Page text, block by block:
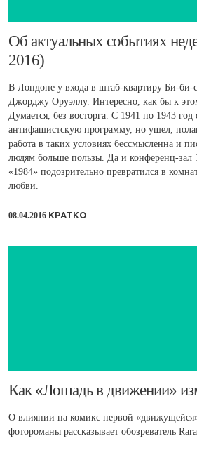
​Об актуальных событиях
2016)
В Лондоне у входа в штаб-квартиру Би-би-
Джорджу Оруэллу. Интересно, как бы к
Думается, без восторга. С 1941 по 1943
антифашистскую программу, но ушел,
работа в таких условиях бессмысленна и
людям больше пользы. Да и конференц-зал
«1984» подозрительно превратился в
любви.
08.04.2016 КРАТКО
​Как «Лошадь в движении»
О влиянии на комикс первой
фотороманы рассказывает обозреватель